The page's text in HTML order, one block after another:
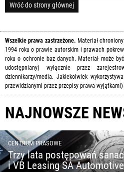
Wróć do strony głównej
Wszelkie prawa zastrzeżone. Materiał
1994 roku o prawie autorskim i prawach
roku o ochronie baz danych. Materiał może
udostępniany) wyłącznie przez
dziennikarzy/media. Jakiekolwiek
przewidzianymi przez przepisy prawa
NAJNOWSZE
CENTRUM PRASOWE
Trzy lata postępowań
i VB Leasing SA Automotive